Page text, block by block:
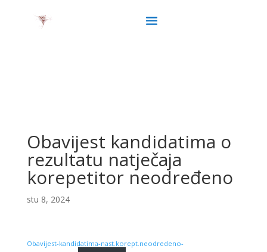
Obavijest kandidatima o
rezultatu natječaja
korepetitor neodređeno
stu 8, 2024
Obavijest-kandidatima-nast.korept.neodredeno-